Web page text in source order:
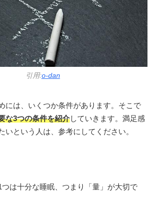
引用:o-dan
には、いくつか条件があります。そこで
な3つの条件を紹介していきます。満足感
いという人は、参考にしてください。
は十分な睡眠、つまり「量」が大切で